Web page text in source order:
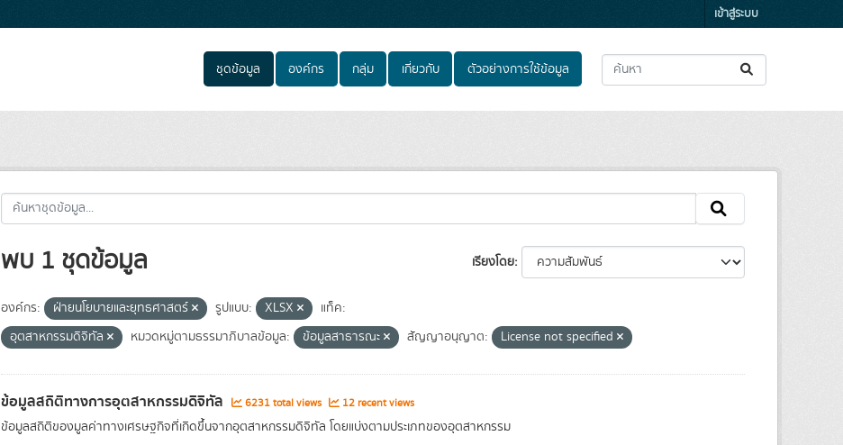
เข้าสู่ระบบ
ชุดข้อมูล องค์กร กลุ่ม เกี่ยวกับ ตัวอย่างการใช้ข้อมูล
เรียงโดย
พบ 1 ชุดข้อมูล
องค์กร: ฝ่ายนโยบายและยุทธศาสตร์ รูปแบบ: XLSX
แท็ค:
อุตสาหกรรมดิจิทัล
หมวดหมู่ตามธรรมาภิบาลข้อมูล: ข้อมูลสาธารณะ สัญญาอนุญาต: License not specified
ข้อมูลสถิติทางการอุตสาหกรรมดิจิทัล 6231 total views 12 recent views
ข้อมูลสถิติของมูลค่าทางเศรษฐกิจที่เกิดขึ้นจากอุตสาหกรรมดิจิทัล โดยแบ่งตามประเภทของอุตสาหกรรม